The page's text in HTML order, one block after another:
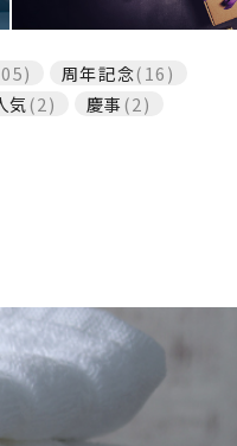
周年記念(16)
気(2) 慶事(2)